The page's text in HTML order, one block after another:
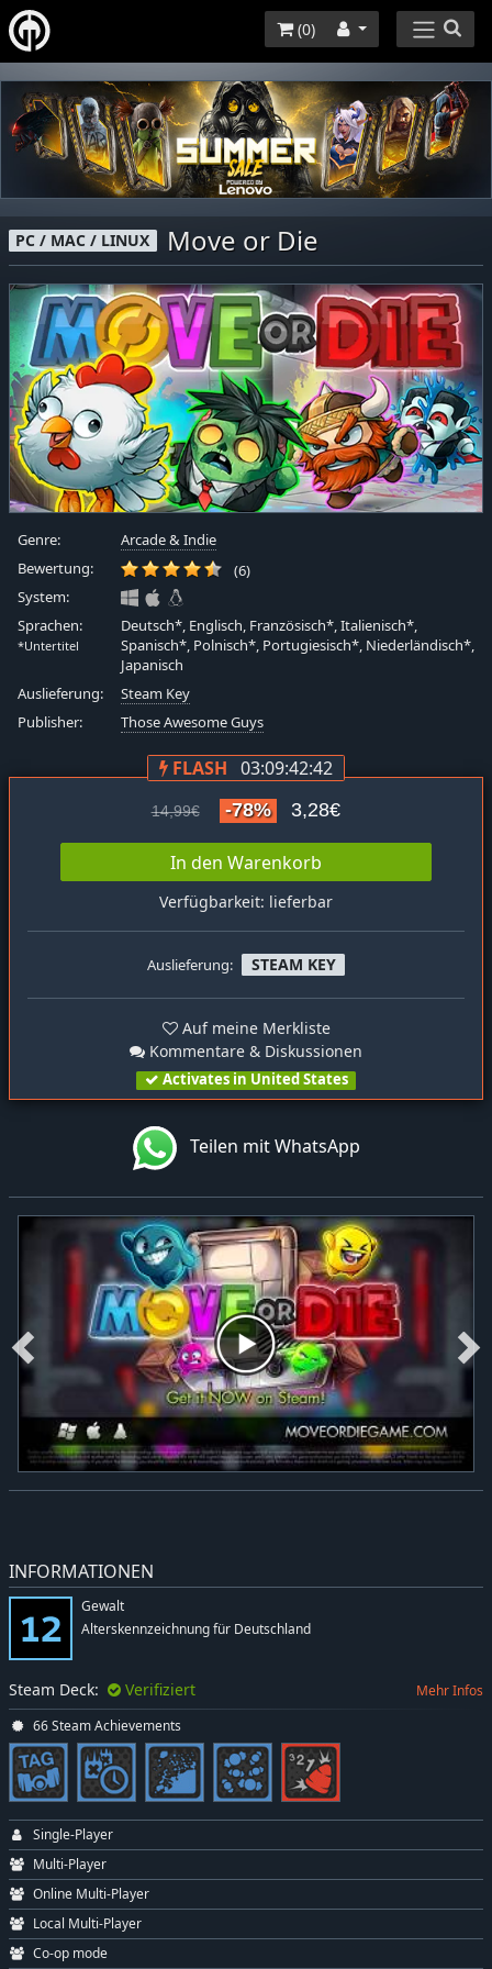
(0)
PC / MAC / LINUX Move or Die
Genre:
Arcade & Indie
Bewertung:
(6)
System:
Sprachen:
*Untertitel
Deutsch*, Englisch, Französisch*, Italienisch*,
Spanisch*, Polnisch*, Portugiesisch*, Niederländisch*,
Japanisch
Auslieferung:
Steam Key
Publisher:
Those Awesome Guys
FLASH 03:09:42:41
14,99€ -78% 3,28€
In den Warenkorb
Verfügbarkeit: lieferbar
Auslieferung: STEAM KEY
Auf meine Merkliste
Kommentare & Diskussionen
Activates in United States
Teilen mit WhatsApp
INFORMATIONEN
Gewalt
Alterskennzeichnung für Deutschland
Steam Deck: Verifiziert Mehr Infos
66 Steam Achievements
Single-Player
Multi-Player
Online Multi-Player
Local Multi-Player
Co-op mode